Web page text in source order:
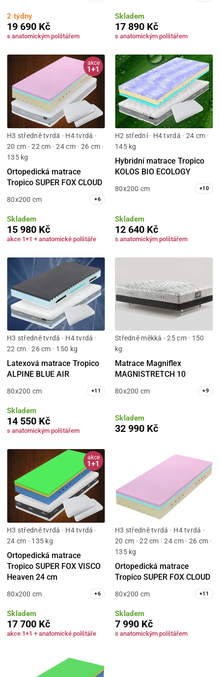
2 týdny
19 690 Kč
s anatomickým polštářem
Skladem
17 890 Kč
s anatomickým polštářem
akce
1+1
H3 středně tvrdá · H4 tvrdá ·
20 cm · 22 cm · 24 cm · 26 cm ·
135 kg
Ortopedická matrace
Tropico SUPER FOX CLOUD
80x200 cm +6
Skladem
15 980 Kč
akce 1+1 + anatomické polštáře
H2 střední · H4 tvrdá · 24 cm ·
145 kg
Hybridní matrace Tropico
KOLOS BIO ECOLOGY
80x200 cm +10
Skladem
12 640 Kč
s anatomickým polštářem
H3 středně tvrdá · H4 tvrdá ·
22 cm · 26 cm · 150 kg
Latexová matrace Tropico
ALPINE BLUE AIR
80x200 cm +11
Skladem
14 550 Kč
s anatomickým polštářem
Středně měkká · 25 cm · 150
kg
Matrace Magniflex
MAGNISTRETCH 10
80x200 cm +9
Skladem
32 990 Kč
akce
1+1
H3 středně tvrdá · H4 tvrdá ·
24 cm · 135 kg
Ortopedická matrace
Tropico SUPER FOX VISCO
Heaven 24 cm
80x200 cm +6
Skladem
17 700 Kč
akce 1+1 + anatomické polštáře
H3 středně tvrdá · H4 tvrdá ·
20 cm · 22 cm · 24 cm · 26 cm ·
135 kg
Ortopedická matrace
Tropico SUPER FOX CLOUD
80x200 cm +11
Skladem
7 990 Kč
s anatomickým polštářem